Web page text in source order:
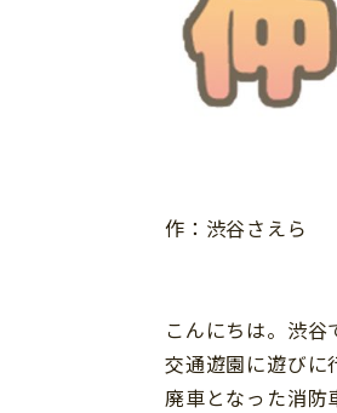
サイトのご利⽤にあたって
個⼈情報について
作：渋谷さえら
こんにちは。渋谷
交通遊園に遊びに
廃車となった消防